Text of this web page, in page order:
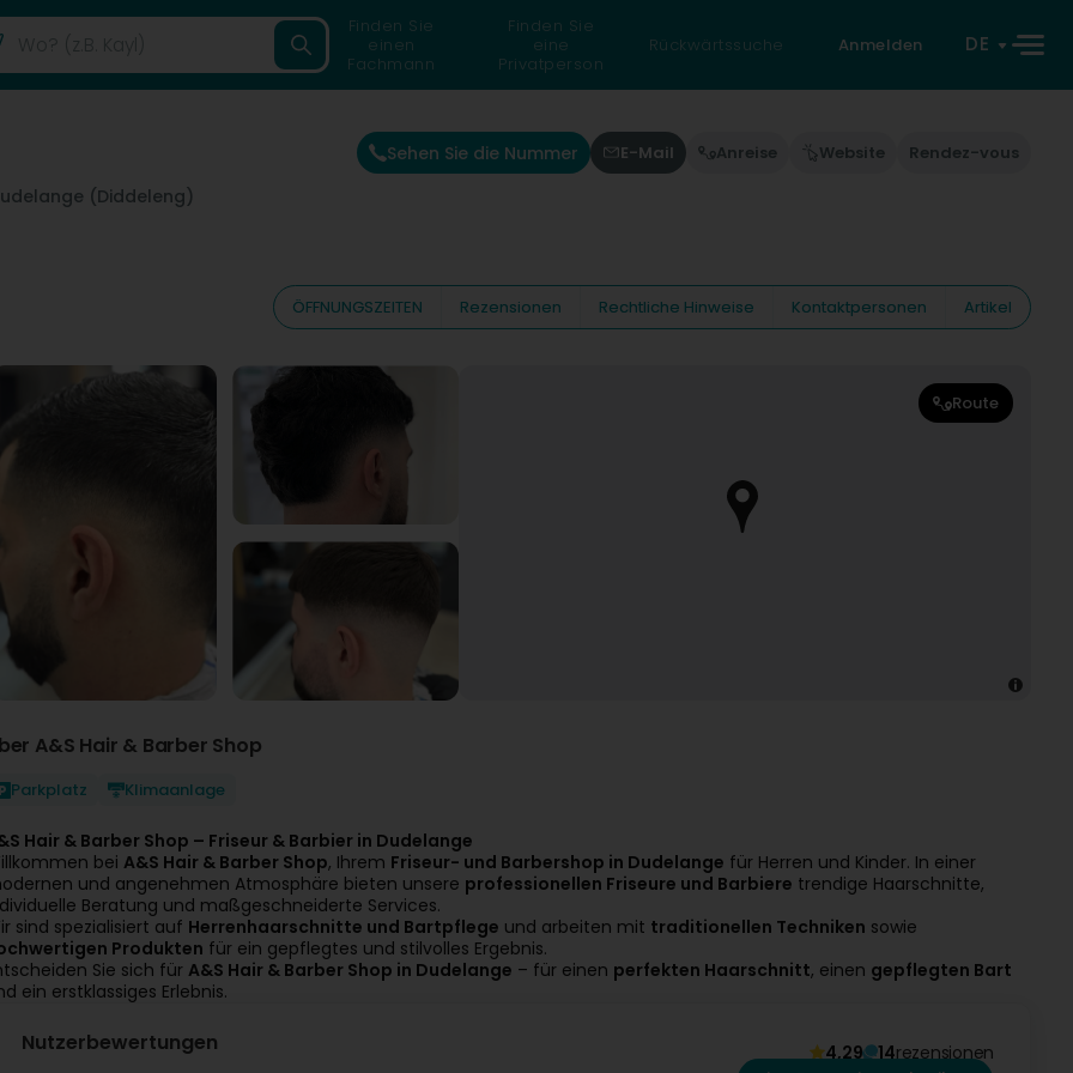
Finden Sie
einen
Fachmann
Finden Sie
eine
Privatperson
Rückwärtssuche Anmelden DE
(Diddeleng)
Sehen Sie die Nummer E-Mail Anreise Website Rendez-vous
ÖFFNUNGSZEITEN Rezensionen Rechtliche Hinweise Kontaktpersonen Artikel
Route
A&S Hair & Barber Shop
Parkplatz Klimaanlage
Hair & Barber Shop – Friseur & Barbier in Dudelange
bei A&S Hair & Barber Shop, Ihrem Friseur- und Barbershop in Dudelange für Herren und Kinder. In einer
und angenehmen Atmosphäre bieten unsere professionellen Friseure und Barbiere trendige Haarschnitte,
Beratung und maßgeschneiderte Services.
sind spezialisiert auf Herrenhaarschnitte und Bartpflege und arbeiten mit traditionellen Techniken sowie
Produkten für ein gepflegtes und stilvolles Ergebnis.
Sie sich für A&S Hair & Barber Shop in Dudelange – für einen perfekten Haarschnitt, einen gepflegten Bart
ein erstklassiges Erlebnis.
Nutzerbewertungen 4,29 14rezensionen